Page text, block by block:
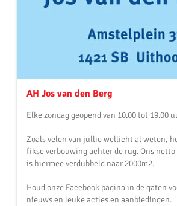
AH Jos van den Berg
Elke zondag geopend van 10.00 tot 19.00
Zoals velen van jullie wellicht al weten,
fikse verbouwing achter de rug. Ons
is hiermee verdubbeld naar 2000m2.
Houd onze Facebook pagina in de gaten
nieuws en leuke acties en aanbiedingen.